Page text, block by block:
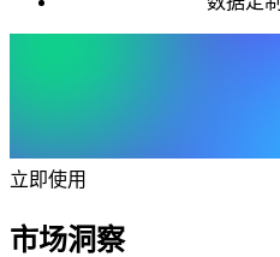
立即使用
市场洞察